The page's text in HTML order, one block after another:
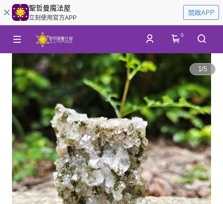
聖哲曼魔法屋
立刻使用官方APP
開啟APP
0
1/5